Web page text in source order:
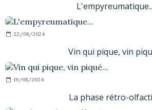
22/08/2024
Vin qui pique, vin
19/08/2024
La phase rétro-